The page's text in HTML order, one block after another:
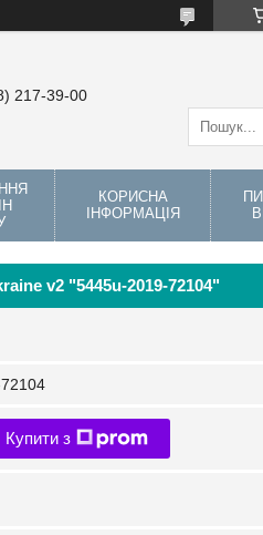
217-39-00
КОРИСНА
ІНФОРМАЦІЯ
v2 "5445u-2019-72104"
Купити з